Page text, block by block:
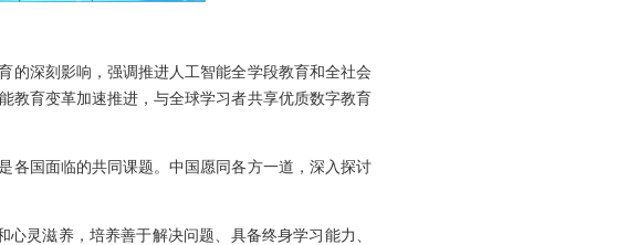
的深刻影响，强调推进人工智能全学段教育和全社会
教育变革加速推进，与全球学习者共享优质数字教育
各国面临的共同课题。中国愿同各方一道，深入探讨
灵滋养，培养善于解决问题、具备终身学习能力、